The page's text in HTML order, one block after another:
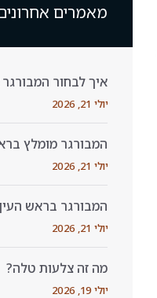
מאמרים
איך לבחור
יולי 21, 2026
המבורגר מומלץ
יולי 21, 2026
המבורגר בראש
יולי 21, 2026
מה זה צלעות טלה?
יולי 19, 2026